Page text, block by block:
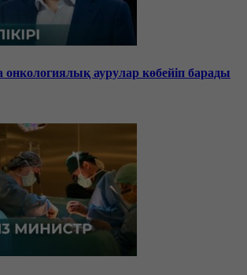
аурулар көбейіп барады